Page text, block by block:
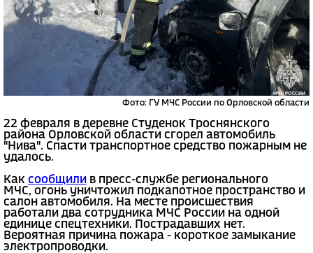
Фото: ГУ МЧС России по Орловской области
22 февраля в деревне Студенок Троснянского
района Орловской области сгорел автомобиль
"Нива". Спасти транспортное средство пожарным не
удалось.
Как сообщили в пресс-службе регионального
МЧС, огонь уничтожил подкапотное пространство и
салон автомобиля. На месте происшествия
работали два сотрудника МЧС России на одной
единице спецтехники. Пострадавших нет.
Вероятная причина пожара - короткое замыкание
электропроводки.